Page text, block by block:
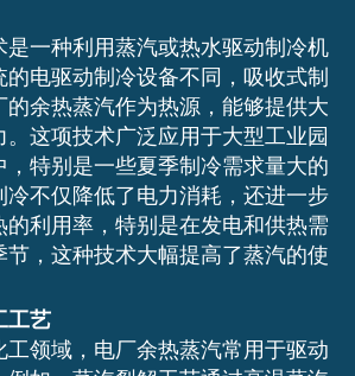
是一种利用蒸汽或热水驱动制冷机
电驱动制冷设备不同，吸收式制
余热蒸汽作为热源，能够提供大
这项技术广泛应用于大型工业园
，特别是一些夏季制冷需求量大的
冷不仅降低了电力消耗，还进一步
的利用率，特别是在发电和供热需
，这种技术大幅提高了蒸汽的使
工艺
领域，电厂余热蒸汽常用于驱动